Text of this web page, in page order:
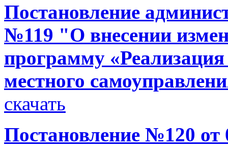
Постановление
№119 "О внесении
программу
местного
скачать
Постановление №120 от